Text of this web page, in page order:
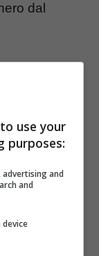
dal
alla
il
ha optato
lista dei
è
use your
purposes:
and
and